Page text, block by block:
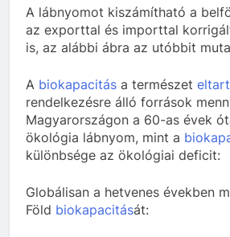
A lábnyomot kiszámítható a
az exporttal és importtal
is, az alábbi ábra az utóbbit
A biokapacitás a természet
rendelkezésre álló források
Magyarországon a 60-as évek
ökológia lábnyom, mint a
különbsége az ökológiai deficit:
Globálisan a hetvenes években
Föld biokapacitását: